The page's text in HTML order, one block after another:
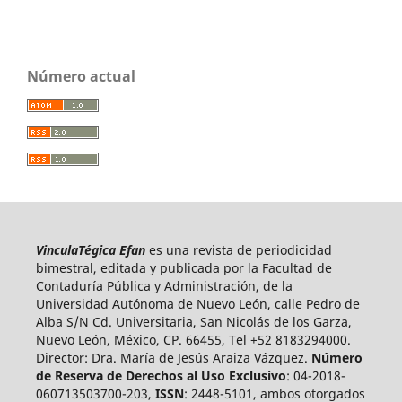
Número actual
VinculaTégica Efanes una revista de periodicidad
bimestral, editada y publicada por la Facultad de
Contaduría Pública y Administración, de la
Universidad Autónoma de Nuevo León, calle Pedro de
Alba S/N Cd. Universitaria, San Nicolás de los Garza,
Nuevo León, México, CP. 66455, Tel +52 8183294000.
Director: Dra. María de Jesús Araiza Vázquez. Número
de Reserva de Derechos al Uso Exclusivo: 04-2018-
060713503700-203, ISSN: 2448-5101, ambos otorgados